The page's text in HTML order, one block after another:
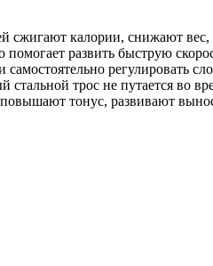
сжигают калории, снижают
развить быструю
регулировать
трос не путается во
тонус, развивают